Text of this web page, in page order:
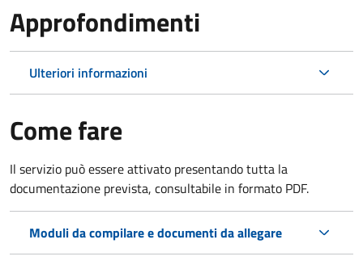
Approfondimenti
Ulteriori informazioni
Come fare
Il servizio può essere attivato presentando tutta la
documentazione prevista, consultabile in formato PDF.
Moduli da compilare e documenti da allegare